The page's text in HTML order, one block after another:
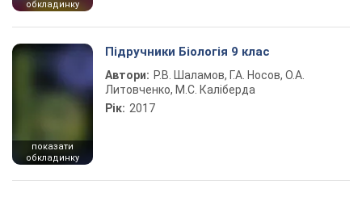
обкладинку
показати
обкладинку
Підручники Біологія 9 клас
Автори: Р.В. Шаламов, Г.А. Носов, О.А.
Литовченко, М.С. Каліберда
Рік: 2017